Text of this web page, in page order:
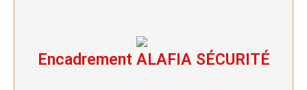
Encadrement ALAFIA SÉCURITÉ
Encadrement ALAFIA SÉCURITÉ